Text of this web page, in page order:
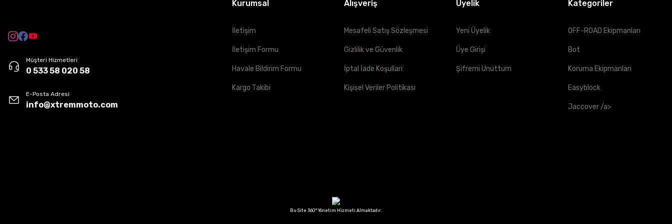
Müşteri Hizmetleri
0 533 58 020 58
E-Posta Adresi
info@xtremmoto.com
Kurumsal
İletişim
İletişim Formu
Havale Bildirim Formu
Kargo Takibi
Alışveriş
Mesafeli Satış Sözleşmesi
Gizlilik ve Güvenlik
İptal İade Koşullari
Kişisel Veriler Politikası
Üyelik
Yeni Üyelik
Üye Girişi
Şifremi Unuttum
Kategoriler
OFF-ROAD Ekipmanları
Bot
Koruma Ekipmanları
Easyblock
Jaccover /a>
Bu Site 360° Yönetim Hizmeti Almaktadır.